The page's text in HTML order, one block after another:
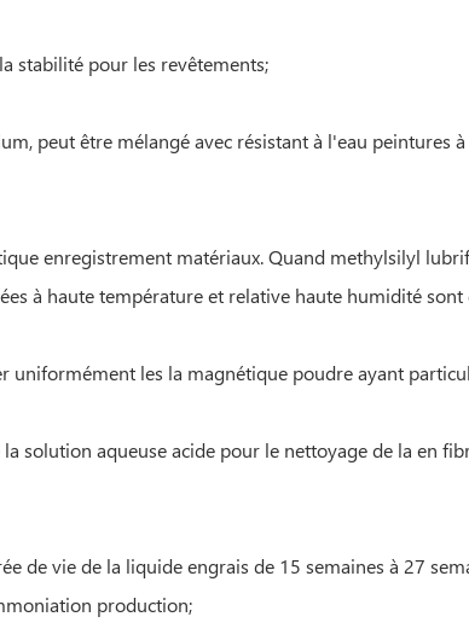
stabilité pour les revêtements;
peut être mélangé avec résistant à l'eau peintures
enregistrement matériaux. Quand methylsilyl
à haute température et relative haute humidité
uniformément les la magnétique poudre ayant
solution aqueuse acide pour le nettoyage de la en
de vie de la liquide engrais de 15 semaines à 27
production;